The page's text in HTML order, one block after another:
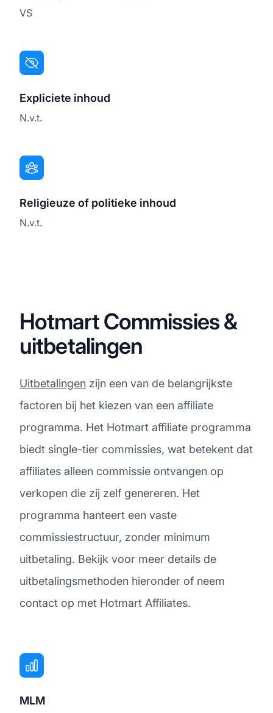
VS
Expliciete inhoud
N.v.t.
Religieuze of politieke inhoud
N.v.t.
Hotmart Commissies &
uitbetalingen
Uitbetalingen zijn een van de belangrijkste
factoren bij het kiezen van een affiliate
programma. Het Hotmart affiliate programma
biedt single-tier commissies, wat betekent dat
affiliates alleen commissie ontvangen op
verkopen die zij zelf genereren. Het
programma hanteert een vaste
commissiestructuur, zonder minimum
uitbetaling. Bekijk voor meer details de
uitbetalingsmethoden hieronder of neem
contact op met Hotmart Affiliates.
MLM